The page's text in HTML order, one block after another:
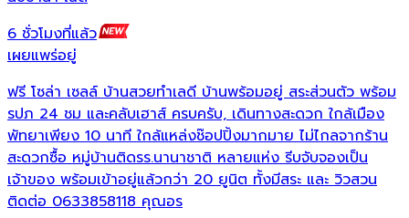
6 ชั่วโมงที่แล้ว
เผยแพร่อยู่
ฟรี โซล่า เซลล์ บ้านสวยทำเลดี บ้านพร้อมอยู่ สระส่วนตัว พร้อม
รปภ 24 ชม และคลับเฮาส์ ครบครับ, เดินทางสะดวก ใกล้เมือง
พัทยาเพียง 10 นาที ใกล้แหล่งช๊อปปิ้งมากมาย ไม่ไกลจากร้าน
สะดวกซื้อ หมู่บ้านติดรร.นานาชาติ หลายแห่ง รีบจับจองเป็น
เจ้าของ พร้อมเข้าอยู่แล้วกว่า 20 ยูนิต ทั้งมีสระ และ วิวสวน
ติดต่อ 0633858118 คุณอร